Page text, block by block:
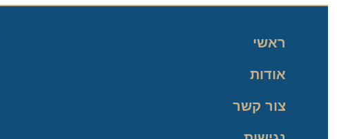
ראשי
אודות
צור קשר